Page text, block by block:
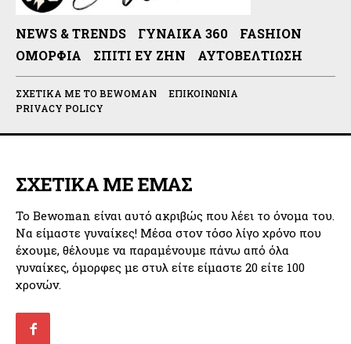
NEWS & TRENDS ΓΥΝΑΊΚΑ 360
FASHION
ΟΜΟΡΦΙΆ
ΣΠΊΤΙ ΕΥ ΖΗΝ ΑΥΤΟΒΕΛΤΊΩΣΗ
ΣΧΕΤΙΚΆ ΜΕ ΤΟ BEWOMAN
ΕΠΙΚΟΙΝΩΝΊΑ
PRIVACY POLICY
ΣΧΕΤΙΚΑ ΜΕ ΕΜΑΣ
Το Bewoman είναι αυτό ακριβώς που λέει το όνομα του.
Να είμαστε γυναίκες! Μέσα στον τόσο λίγο χρόνο που
έχουμε, θέλουμε να παραμένουμε πάνω από όλα
γυναίκες, όμορφες με στυλ είτε είμαστε 20 είτε 100
χρονών.